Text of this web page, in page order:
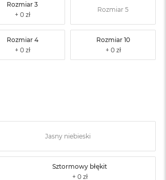
Rozmiar 3
Rozmiar 5
Rozmiar 4 Rozmiar 10
Jasny niebieski
Sztormowy błękit